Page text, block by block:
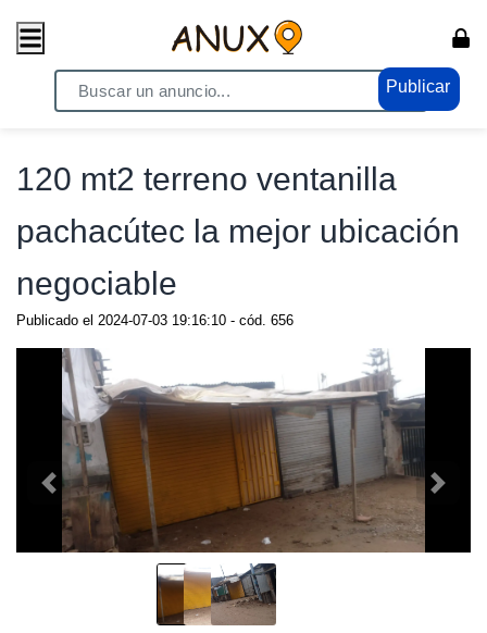
Publicar
/ Propiedades - Inmuebles / Terrenos en VENTA
120 mt2 terreno ventanilla
pachacútec la mejor ubicación
negociable
Publicado el 2024-07-03 19:16:10 - cód. 656